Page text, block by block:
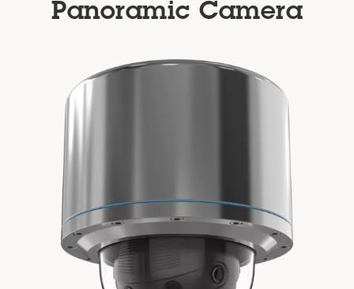
Panoramic Camera